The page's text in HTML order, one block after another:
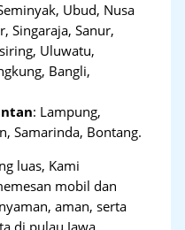
Ubud, Nusa
Singaraja, Sanur,
Uluwatu,
Bangli,
: Lampung,
Samarinda, Bontang.
luas, Kami
mobil dan
aman, serta